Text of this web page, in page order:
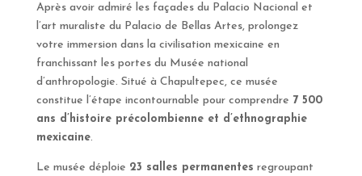
Après avoir admiré les façades du Palacio Nacional et
l’art muraliste du Palacio de Bellas Artes, prolongez
votre immersion dans la civilisation mexicaine en
franchissant les portes du Musée national
d’anthropologie. Situé à Chapultepec, ce musée
constitue l’étape incontournable pour comprendre 7 500
ans d’histoire précolombienne et d’ethnographie
mexicaine.
Le musée déploie 23 salles permanentes regroupant